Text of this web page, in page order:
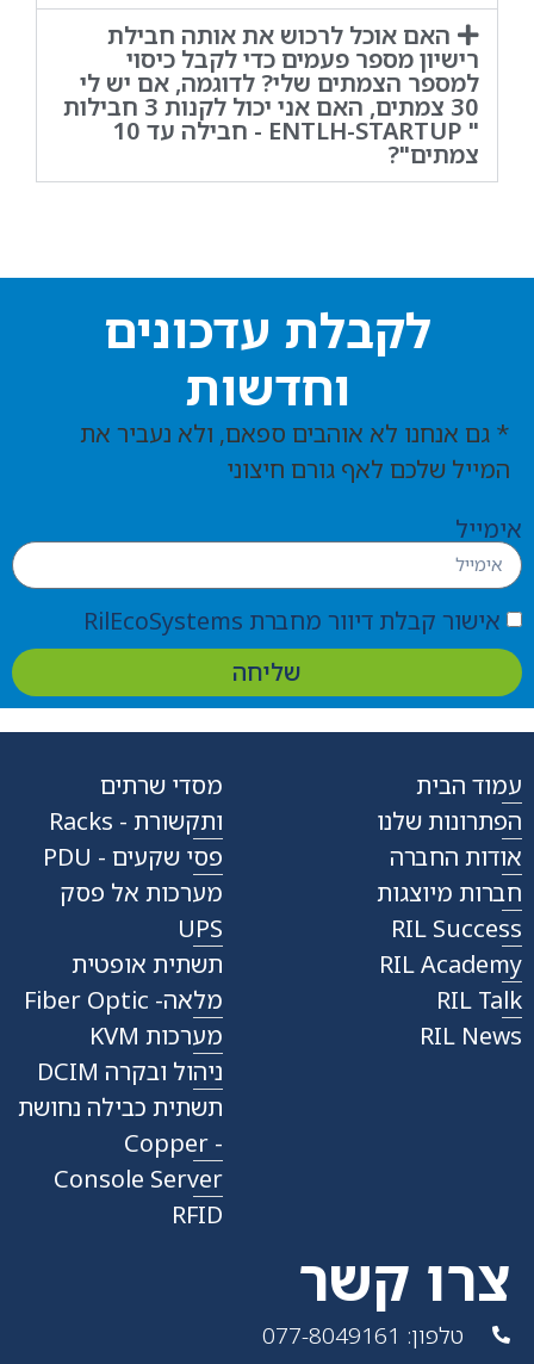
האם אוכל לרכוש את אותה חבילת
רישיון מספר פעמים כדי לקבל כיסוי
למספר הצמתים שלי? לדוגמה, אם יש לי
30 צמתים, האם אני יכול לקנות 3 חבילות
" ENTLH-STARTUP - חבילה עד 10
צמתים"?
לקבלת עדכונים
וחדשות
* גם אנחנו לא אוהבים ספאם, ולא נעביר את
המייל שלכם לאף גורם חיצוני
אימייל
אישור קבלת דיוור מחברת RilEcoSystems
שליחה
עמוד הבית
הפתרונות שלנו
אודות החברה
חברות מיוצגות
RIL Success
RIL Academy
RIL Talk
RIL News
מסדי שרתים
ותקשורת - Racks
פסי שקעים - PDU
מערכות אל פסק
UPS
תשתית אופטית
מלאה- Fiber Optic
מערכות KVM
ניהול ובקרה DCIM
תשתית כבילה נחושת
- Copper
Console Server
RFID
צרו קשר
טלפון: 077-8049161